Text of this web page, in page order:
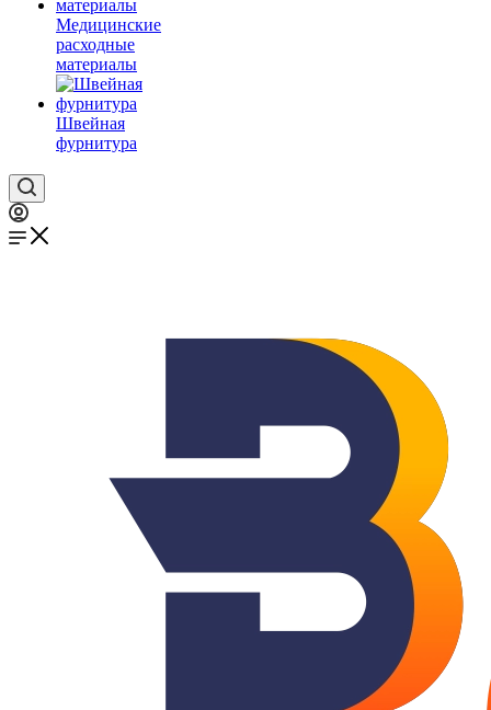
Медицинские
расходные
материалы
Швейная
фурнитура